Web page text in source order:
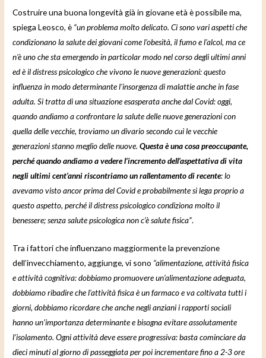
Costruire una buona longevità già in giovane età è possibile ma,
spiega Leosco, è “un problema molto delicato. Ci sono vari aspetti che
condizionano la salute dei giovani come l’obesità, il fumo e l’alcol, ma ce
n’è uno che sta emergendo in particolar modo nel corso degli ultimi anni
ed è il distress psicologico che vivono le nuove generazioni: questo
influenza in modo determinante l’insorgenza di malattie anche in fase
adulta. Si tratta di una situazione esasperata anche dal Covid: oggi,
quando andiamo a confrontare la salute delle nuove generazioni con
quella delle vecchie, troviamo un divario secondo cui le vecchie
generazioni stanno meglio delle nuove. Questa è una cosa preoccupante,
perché quando andiamo a vedere l’incremento dell’aspettativa di vita
negli ultimi cent’anni riscontriamo un rallentamento di recente: lo
avevamo visto ancor prima del Covid e probabilmente si lega proprio a
questo aspetto, perché il distress psicologico condiziona molto il
benessere; senza salute psicologica non c’è salute fisica”.
Tra i fattori che influenzano maggiormente la prevenzione
dell’invecchiamento, aggiunge, vi sono “alimentazione, attività fisica
e attività cognitiva: dobbiamo promuovere un’alimentazione adeguata,
dobbiamo ribadire che l’attività fisica è un farmaco e va coltivata tutti i
giorni, dobbiamo ricordare che anche negli anziani i rapporti sociali
hanno un’importanza determinante e bisogna evitare assolutamente
l’isolamento. Ogni attività deve essere progressiva: basta cominciare da
dieci minuti al giorno di passeggiata per poi incrementare fino a 2-3 ore